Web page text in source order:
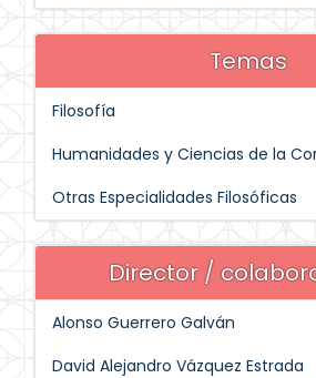
Temas
Filosofía
Humanidades y Ciencias de la
Otras Especialidades Filosóficas
Director /
Alonso Guerrero Galván
David Alejandro Vázquez Estrada